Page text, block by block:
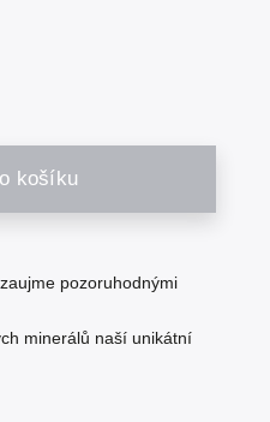
košíku
pozoruhodnými
minerálů naší unikátní